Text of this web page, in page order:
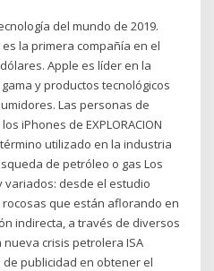
del mundo de 2019.
la primera compañía en el
Apple es líder en la
y productos tecnológicos
Las personas de
iPhones de EXPLORACION
término utilizado en la industria
de petróleo o gas Los
desde el estudio
que están aflorando en
indirecta, a través de diversos
crisis petrolera ISA
publicidad en obtener el